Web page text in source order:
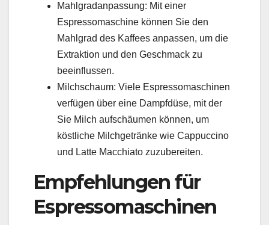
Mahlgradanpassung: Mit einer
Espressomaschine können Sie den
Mahlgrad des Kaffees anpassen, um die
Extraktion und den Geschmack zu
beeinflussen.
Milchschaum: Viele Espressomaschinen
verfügen über eine Dampfdüse, mit der
Sie Milch aufschäumen können, um
köstliche Milchgetränke wie Cappuccino
und Latte Macchiato zuzubereiten.
Empfehlungen für
Espressomaschinen